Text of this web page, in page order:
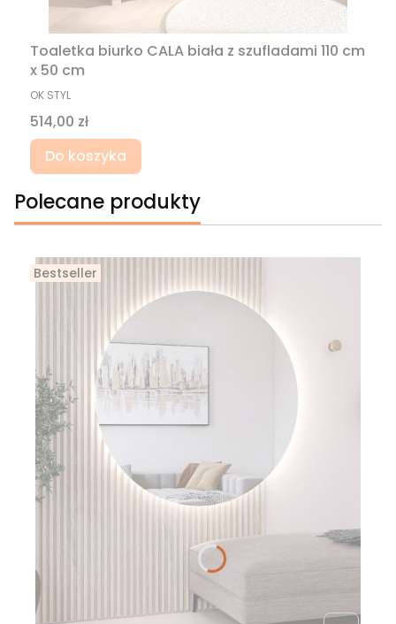
Toaletka biurko CALA biała z szufladami 110 cm
x 50 cm
PRODUCENT
OK STYL
Cena
514,00 zł
Do koszyka
Polecane produkty
Bestseller